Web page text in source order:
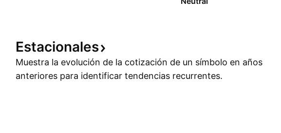
Estacionales
Muestra la evolución de la cotización de un símbolo en años
anteriores para identificar tendencias recurrentes.